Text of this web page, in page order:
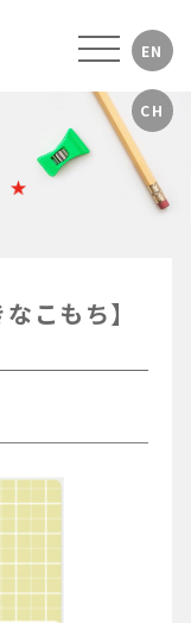
こもち】